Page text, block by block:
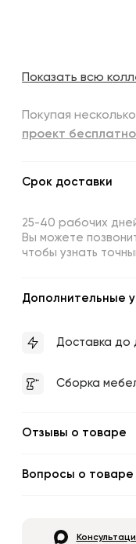
Показать всю
Покупая
проект бесплатно
Срок доставки
25-40 рабочих
Вы можете
чтобы узнать
Дополнительные
Доставка до
Сборка
Отзывы о товаре
Вопросы о товаре